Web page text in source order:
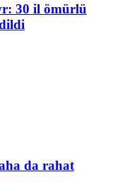
30 il ömürlü
da rahat